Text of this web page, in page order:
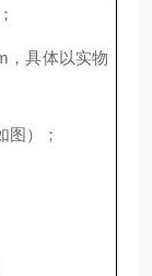
；
，具体以实物
图）；